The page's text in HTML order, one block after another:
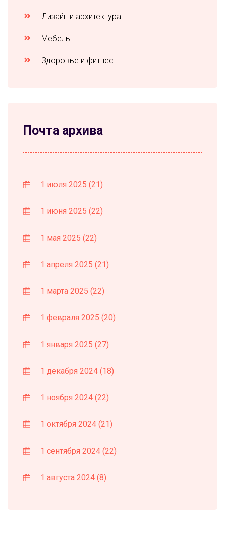
Дизайн и архитектура
Мебель
Здоровье и фитнес
Почта архива
1 июля 2025 (21)
1 июня 2025 (22)
1 мая 2025 (22)
1 апреля 2025 (21)
1 марта 2025 (22)
1 февраля 2025 (20)
1 января 2025 (27)
1 декабря 2024 (18)
1 ноября 2024 (22)
1 октября 2024 (21)
1 сентября 2024 (22)
1 августа 2024 (8)